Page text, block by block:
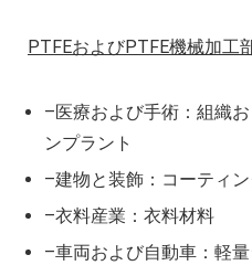
PTFEおよびPTFE機械加工
–医療および手術：組織
ンプラント
–建物と装飾：コーティ
–衣料産業：衣料材料
–車両および自動車：軽